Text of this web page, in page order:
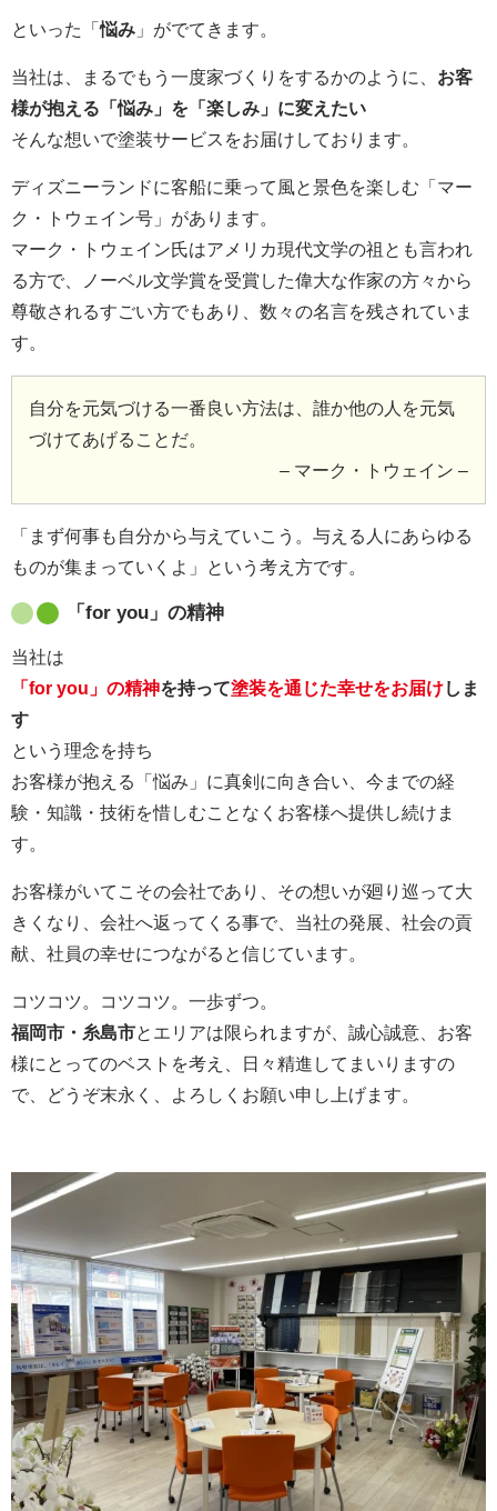
といった「悩み 」がでてきます。
当社は、まるでもう一度家づくりをするかのように、 お客
様が抱える「悩み」を「楽しみ」に変えたい
そんな想いで塗装サービスをお届けしております。
ディズニーランドに客船に乗って風と景色を楽しむ「マー
ク・トウェイン号」があります。
マーク・トウェイン氏はアメリカ現代文学の祖とも言われ
る方で、ノーベル文学賞を受賞した偉大な作家の方々から
尊敬されるすごい方でもあり、数々の名言を残されていま
す。
自分を元気づける一番良い方法は、誰か他の人を元気
づけてあげることだ。
– マーク・トウェイン –
「まず何事も自分から与えていこう。与える人にあらゆる
ものが集まっていくよ」という考え方です。
「for you」の精神
当社は
「for you」の精神を持って塗装を通じた幸せをお届けしま
す
という理念を持ち
お客様が抱える「悩み」に真剣に向き合い、今までの経
験・知識・技術を惜しむことなくお客様へ提供し続けま
す。
お客様がいてこその会社であり、その想いが廻り巡って大
きくなり、会社へ返ってくる事で、当社の発展、社会の貢
献、社員の幸せにつながると信じています。
コツコツ。コツコツ。一歩ずつ。
福岡市・糸島市とエリアは限られますが、誠心誠意、お客
様にとってのベストを考え、日々精進してまいりますの
で、どうぞ末永く、よろしくお願い申し上げます。